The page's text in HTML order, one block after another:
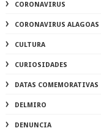
CORONAVIRUS
CORONAVIRUS ALAGOAS
CULTURA
CURIOSIDADES
DATAS COMEMORATIVAS
DELMIRO
DENUNCIA